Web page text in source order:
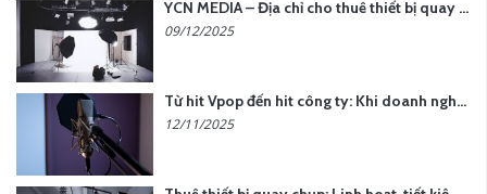
YCN MEDIA – Địa chỉ cho thuê thiết bị quay chụp uy tín tại Hà Nội
09/12/2025
Từ hit Vpop đến hit công ty: Khi doanh nghiệp muốn tạo dấu ấn với lời hát riêng
12/11/2025